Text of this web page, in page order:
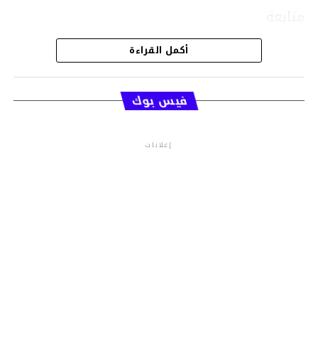
قسم الاخبار
أكمل القراءة
فيس بوك
إعلانات